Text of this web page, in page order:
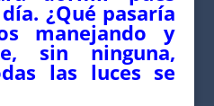
¿Qué pasaría
manejando y
sin ninguna,
las luces se